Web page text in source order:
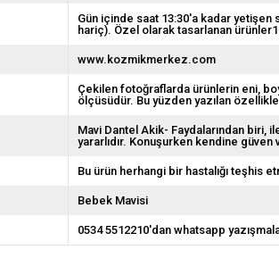
Gün içinde saat 13:30'a kadar
hariç). Özel olarak tasarlanan
www.kozmikmerkez.com
Çekilen fotoğraflarda ürünlerin eni,
ölçüsüdür. Bu yüzden yazılan
Mavi Dantel Akik- Faydalarından biri,
yararlıdır. Konuşurken kendine
Bu ürün herhangi bir hastalığı teşhis
Bebek Mavisi
0534 5512210'dan whatsapp